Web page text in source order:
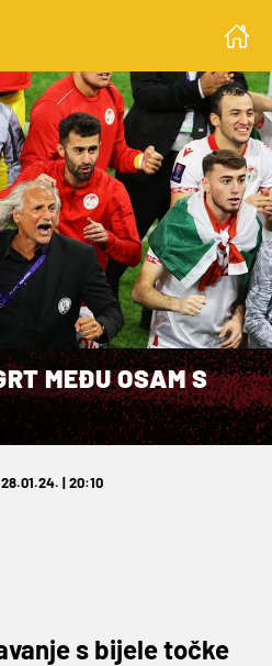
MEĐU OSAM S
| 20:10
s bijele točke